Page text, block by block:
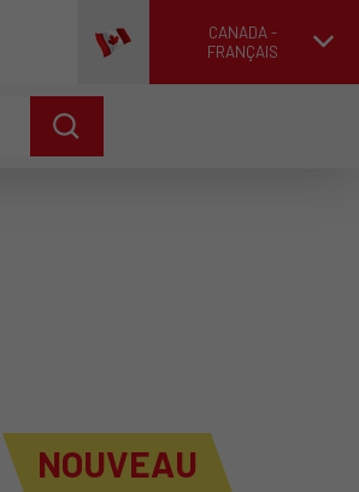
CANADA -
FRANÇAIS
NOUVEAU